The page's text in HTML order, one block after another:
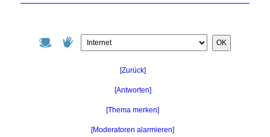
OK
[Zurück]
[Antworten]
[Thema merken]
[Moderatoren alarmieren]